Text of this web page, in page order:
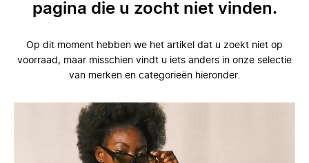
pagina die u zocht niet vinden.
Op dit moment hebben we het artikel dat u zoekt niet op
voorraad, maar misschien vindt u iets anders in onze selectie
van merken en categorieën hieronder.